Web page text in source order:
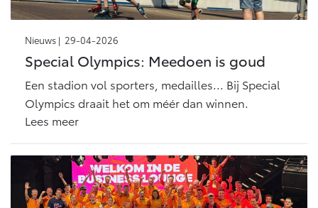
Nieuws | 29-04-2026
Special Olympics: Meedoen is goud
Een stadion vol sporters, medailles... Bij Special
Olympics draait het om méér dan winnen.
Lees meer